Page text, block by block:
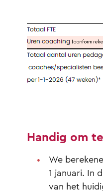
Handig om
We
1 januari. In
van het